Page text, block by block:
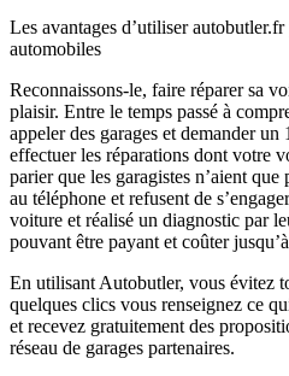
Les avantages d’utiliser
automobiles
Reconnaissons-le, faire réparer sa
plaisir. Entre le temps passé à
appeler des garages et demander
effectuer les réparations dont votre
parier que les garagistes n’aient
au téléphone et refusent de
voiture et réalisé un diagnostic par
pouvant être payant et coûter
En utilisant Autobutler, vous évitez
quelques clics vous renseignez ce
et recevez gratuitement des
réseau de garages partenaires.